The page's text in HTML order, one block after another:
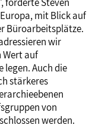
mit Blick auf
Büroarbeitsplätze.
wir
Wert auf
legen. Auch die
stärkeres
von
werden.